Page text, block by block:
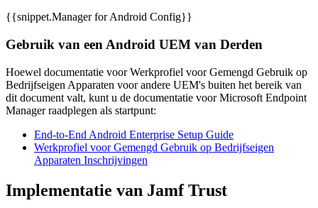
{{snippet.Manager for Android Config}}
Gebruik van een Android UEM van Derden
Hoewel documentatie voor Werkprofiel voor Gemengd Gebruik op
Bedrijfseigen Apparaten voor andere UEM's buiten het bereik van
dit document valt, kunt u de documentatie voor Microsoft Endpoint
Manager raadplegen als startpunt:
End-to-End Android Enterprise Setup Guide
Werkprofiel voor Gemengd Gebruik op Bedrijfseigen
Apparaten Inschrijvingen
Implementatie van Jamf Trust